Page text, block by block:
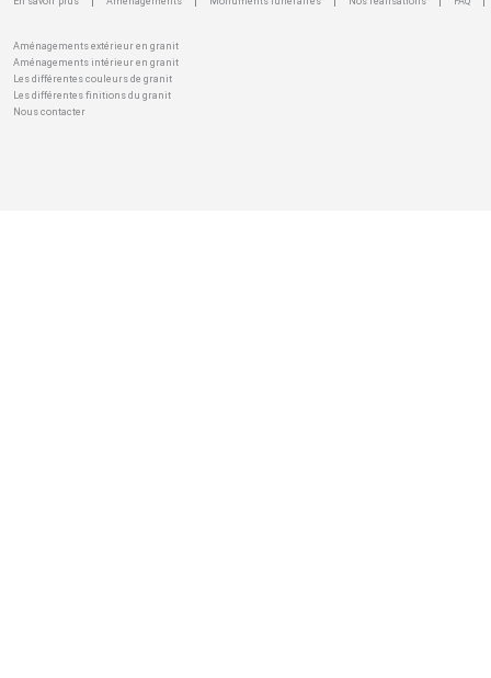
Aménagements extérieur en granit
Aménagements intérieur en granit
Les différentes couleurs de granit
Les différentes finitions du granit
Nous contacter